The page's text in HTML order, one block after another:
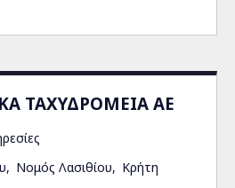
ΤΑΧΥΔΡΟΜΕΙΑ ΑΕ
Νομός Λασιθίου Κρήτη